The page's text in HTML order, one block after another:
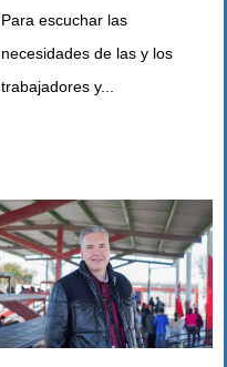
Para escuchar las
necesidades de las y los
trabajadores y...